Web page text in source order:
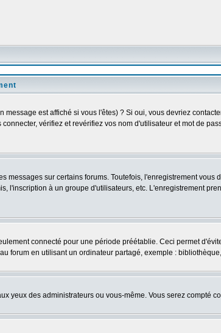
est affiché si vous l'êtes) ? Si oui, vous devriez
vérifiez et revérifiez vos nom d'utilisateur et mot de
sur certains forums. Toutefois, l'enregistrement vous
à un groupe d'utilisateurs, etc. L'enregistrement
connecté pour une période préétablie. Ceci permet
forum en utilisant un ordinateur partagé, exemple :
yeux des administrateurs ou vous-même. Vous serez compté